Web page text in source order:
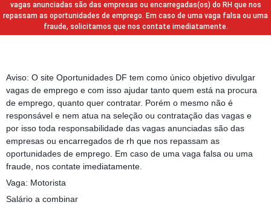
vagas anunciadas são das empresas ou encarregadas(os) do RH que nos
repassam as oportunidades de emprego. Em caso de uma vaga falsa ou uma
fraude, solicitamos que nos contate imediatamente.
Aviso: O site Oportunidades DF tem como único objetivo divulgar
vagas de emprego e com isso ajudar tanto quem está na procura
de emprego, quanto quer contratar. Porém o mesmo não é
responsável e nem atua na seleção ou contratação das vagas e
por isso toda responsabilidade das vagas anunciadas são das
empresas ou encarregados de rh que nos repassam as
oportunidades de emprego. Em caso de uma vaga falsa ou uma
fraude, nos contate imediatamente.
Vaga: Motorista
Salário a combinar